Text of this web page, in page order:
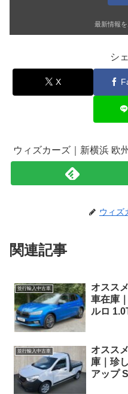
最新情報を
シ
X
ウィズカーズ｜新横浜 欧
ウィズ
関連記事
並行輸入中古車
オスス
車在庫
ルロ
並行輸入中古車
オスス
庫｜珍
アップ